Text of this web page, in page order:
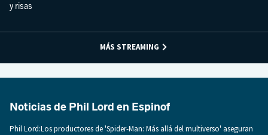
y risas
MÁS STREAMING
Noticias de Phil Lord en Espinof
Phil Lord:Los productores de 'Spider-Man: Más allá del multiverso' aseguran